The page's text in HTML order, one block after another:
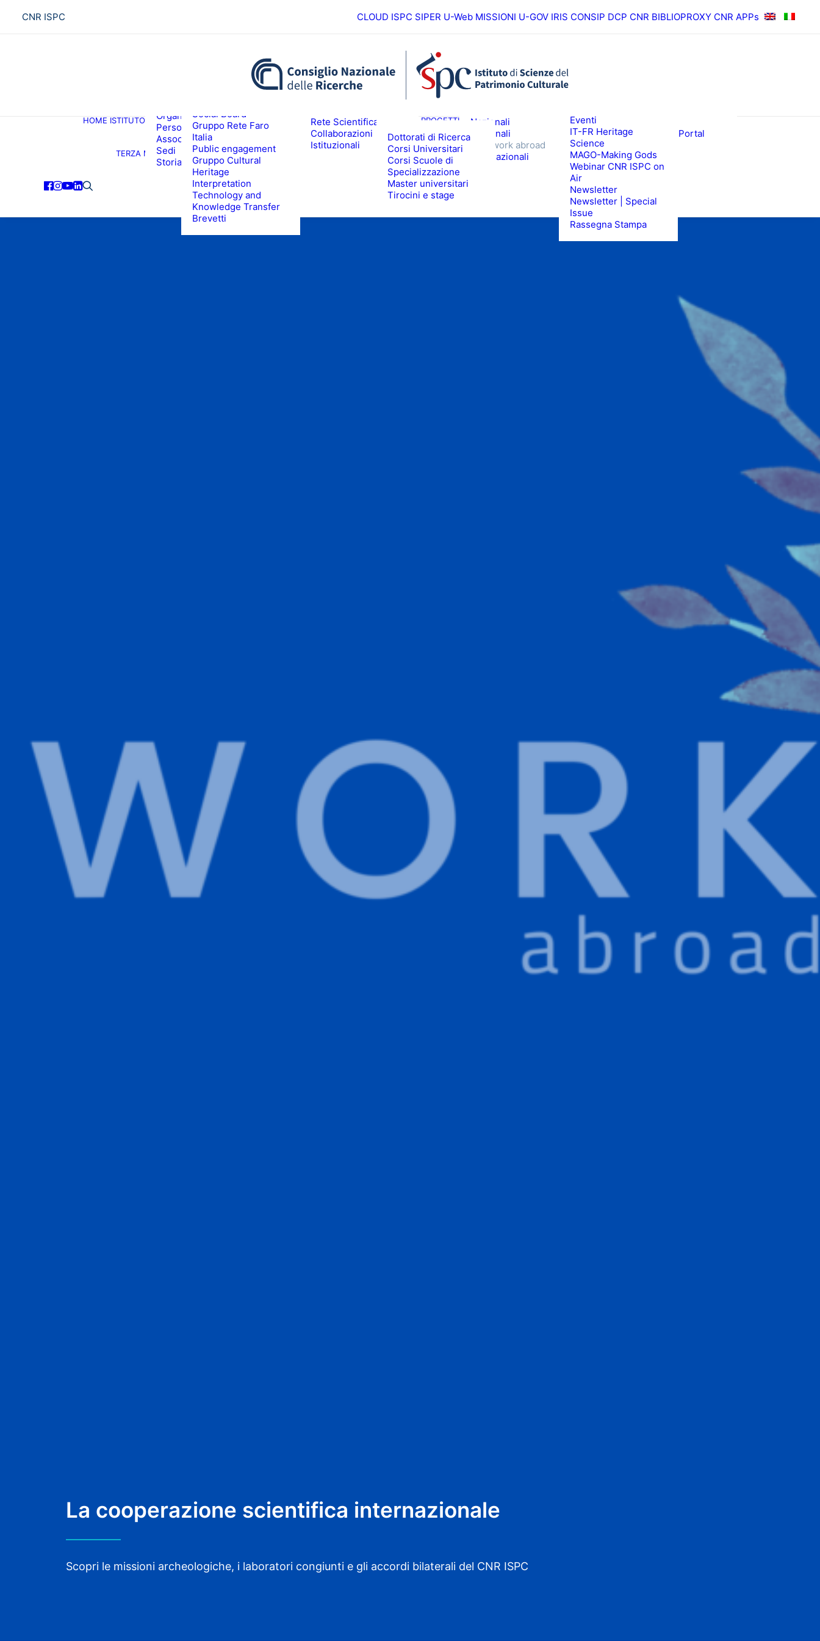
CNR ISPC CLOUD ISPC SIPER U-Web MISSIONI U-GOV IRIS CONSIP DCP CNR BIBLIOPROXY CNR APPs
HOME ISTITUTO
Organigramma
Personale
Associati ISPC
Sedi
Storia
Rete Scientifica
Collaborazioni
Istituzionali
PROGETTI
Nazionali
Regionali
Fieldwork abroad
Internazionali
RISULTATI
ISPC Open Portal
TERZA MISSIONE
Social Board
Gruppo Rete Faro
Italia
Public engagement
Gruppo Cultural
Heritage
Interpretation
Technology and
Knowledge Transfer
Brevetti
Dottorati di Ricerca
Corsi Universitari
Corsi Scuole di
Specializzazione
Master universitari
Tirocini e stage
EVENTI & NEWS
Eventi
IT-FR Heritage
Science
MAGO-Making Gods
Webinar CNR ISPC on
Air
Newsletter
Newsletter | Special
Issue
Rassegna Stampa
La cooperazione scientifica internazionale
Scopri le missioni archeologiche, i laboratori congiunti e gli accordi bilaterali del CNR ISPC